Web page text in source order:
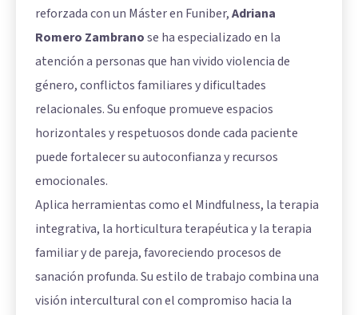
reforzada con un Máster en Funiber,Adriana
Romero Zambranose ha especializado en la
atención a personas que han vivido violencia de
género, conflictos familiares y dificultades
relacionales. Su enfoque promueve espacios
horizontales y respetuosos donde cada paciente
puede fortalecer su autoconfianza y recursos
emocionales.
Aplica herramientas como el Mindfulness, la terapia
integrativa, la horticultura terapéutica y la terapia
familiar y de pareja, favoreciendo procesos de
sanación profunda. Su estilo de trabajo combina una
visión intercultural con el compromiso hacia la